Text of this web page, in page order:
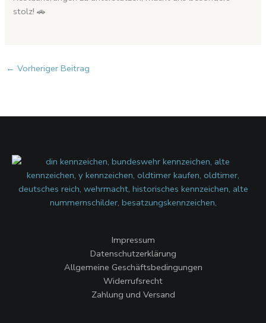
stolz! 🚗
← Vorheriger Beitrag
Impressum
Datenschutzerklärung
Allgemeine Geschäftsbedingungen
Widerrufsrecht
Zahlung und Versand